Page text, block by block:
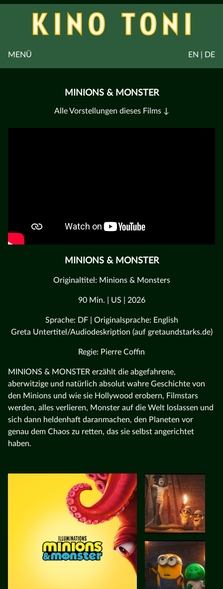
EN | DE
MENÜ
MINIONS & MONSTER
Alle Vorstellungen dieses Films ↓
MINIONS & MONSTER
Originaltitel: Minions & Monsters
90 Min. | US | 2026
Sprache: DF | Originalsprache: English
Greta Untertitel/Audiodeskription (auf gretaundstarks.de)
Regie: Pierre Coffin
MINIONS & MONSTER erzählt die abgefahrene,
aberwitzige und natürlich absolut wahre Geschichte von
den Minions und wie sie Hollywood erobern, Filmstars
werden, alles verlieren, Monster auf die Welt loslassen und
sich dann heldenhaft daranmachen, den Planeten vor
genau dem Chaos zu retten, das sie selbst angerichtet
haben.